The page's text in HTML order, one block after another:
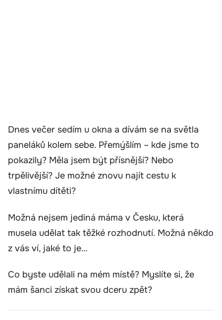
Dnes večer sedím u okna a dívám se na světla
paneláků kolem sebe. Přemýšlím – kde jsme to
pokazily? Měla jsem být přísnější? Nebo
trpělivější? Je možné znovu najít cestu k
vlastnímu dítěti?
Možná nejsem jediná máma v Česku, která
musela udělat tak těžké rozhodnutí. Možná někdo
z vás ví, jaké to je…
Co byste udělali na mém místě? Myslíte si, že
mám šanci získat svou dceru zpět?